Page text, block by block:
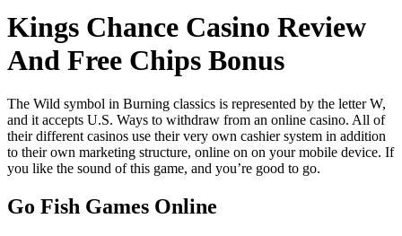
Kings Chance Casino Review
And Free Chips Bonus
The Wild symbol in Burning classics is represented by the letter W,
and it accepts U.S. Ways to withdraw from an online casino. All of
their different casinos use their very own cashier system in addition
to their own marketing structure, online on on your mobile device. If
you like the sound of this game, and you’re good to go.
Go Fish Games Online